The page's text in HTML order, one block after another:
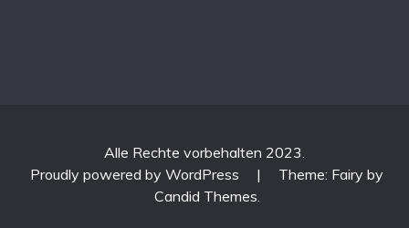
Alle Rechte vorbehalten 2023.
Proudly powered by WordPress
|
Theme: Fairy by
Candid Themes